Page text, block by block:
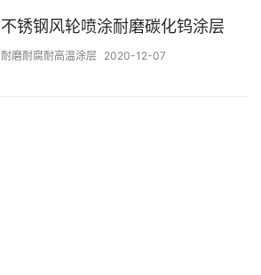
不锈钢风轮喷涂耐磨碳化钨涂层
耐磨耐腐耐高温涂层 2020-12-07